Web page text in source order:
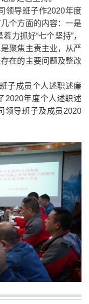
导班子作2020年度
个方面的内容：一是
力抓好“七个坚持”，
聚焦主责主业，从严
在的主要问题及整改
成员个人述职述廉
2020年度个人述职述
领导班子及成员2020